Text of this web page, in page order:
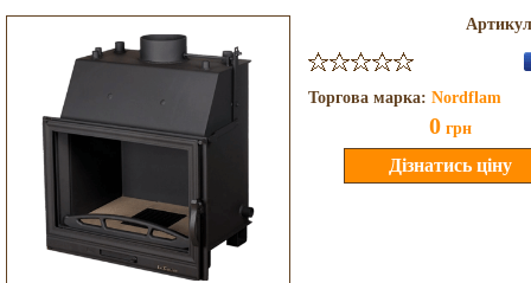
Торгова марка: Nordflam
0 грн